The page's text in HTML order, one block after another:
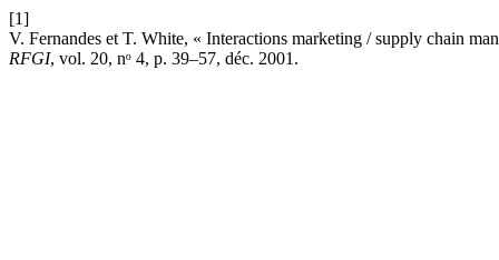
[1]
V. Fernandes et T. White, « Interactions marketing / supply chain
RFGI, vol. 20, nᵒ 4, p. 39–57, déc. 2001.